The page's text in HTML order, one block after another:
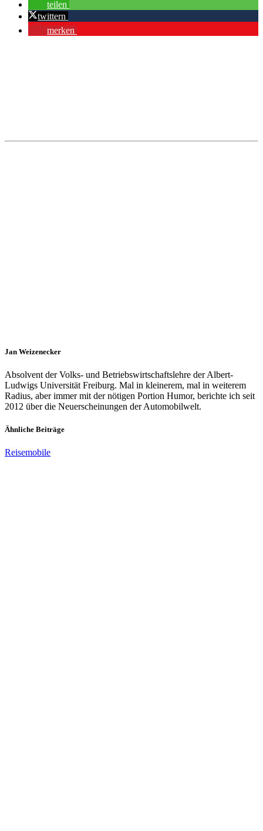
teilen
twittern
merken
Jan Weizenecker
Absolvent der Volks- und Betriebswirtschaftslehre der Albert-
Ludwigs Universität Freiburg. Mal in kleinerem, mal in weiterem
Radius, aber immer mit der nötigen Portion Humor, berichte ich seit
2012 über die Neuerscheinungen der Automobilwelt.
Ähnliche Beiträge
Reisemobile